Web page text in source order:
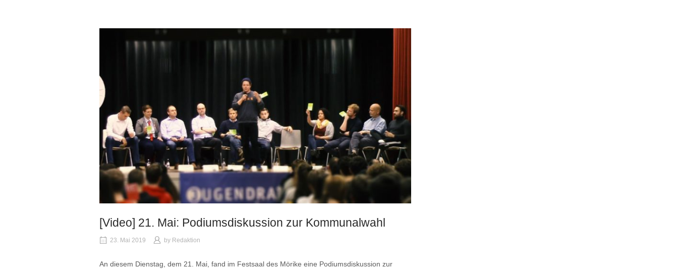
[Video] 21. Mai: Podiumsdiskussion zur Kommunalwahl
23. Mai 2019 by Redaktion
An diesem Dienstag, dem 21. Mai, fand im Festsaal des Mörike eine Podiumsdiskussion zur